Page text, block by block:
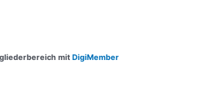
mit DigiMember